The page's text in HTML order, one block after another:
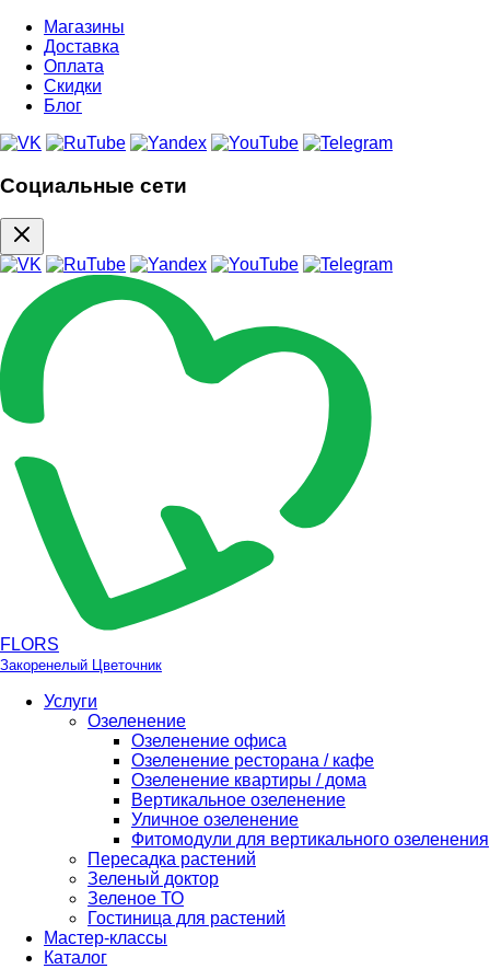
Магазины
Доставка
Оплата
Скидки
Блог
Социальные сети
FLORS
Закоренелый Цветочник
Услуги
Озеленение
Озеленение офиса
Озеленение ресторана / кафе
Озеленение квартиры / дома
Вертикальное озеленение
Уличное озеленение
Фитомодули для вертикального озеленения
Пересадка растений
Зеленый доктор
Зеленое ТО
Гостиница для растений
Мастер-классы
Каталог